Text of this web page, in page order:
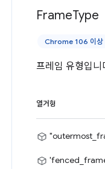
FrameType
Chrome 106 이상
프레임 유형입니
열거형